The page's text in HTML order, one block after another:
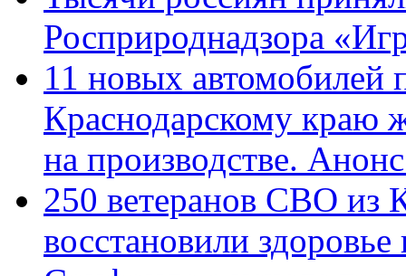
Росприроднадзора
11 новых автомобилей
Краснодарскому краю
на производстве.
250 ветеранов СВО из
восстановили